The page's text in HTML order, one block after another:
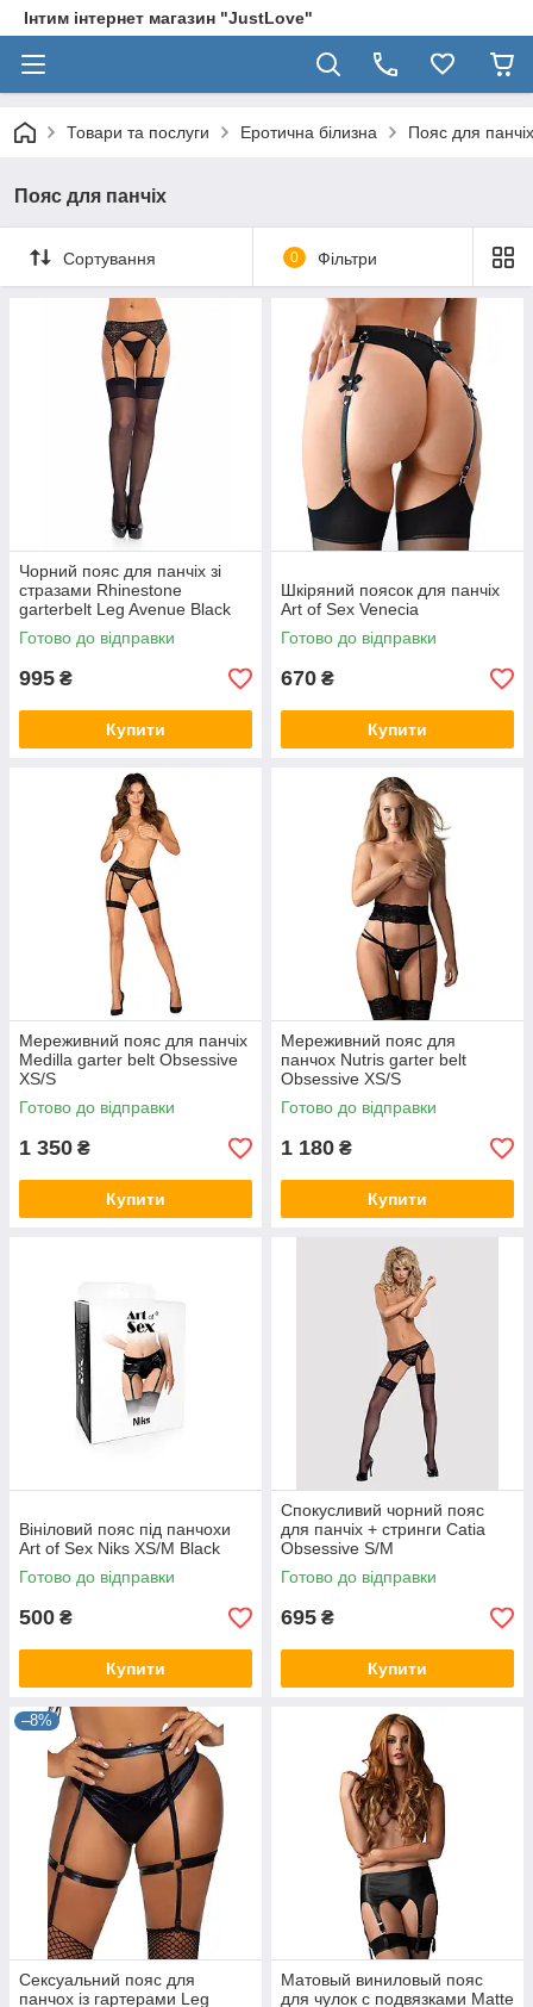
Інтим інтернет магазин "JustLove"
Товари та послуги Еротична білизна Пояс для панчіх
Пояс для панчіх
Сортування 0 Фільтри
Чорний пояс для панчіх зі
стразами Rhinestone
garterbelt Leg Avenue Black
OS
Готово до відправки
995 ₴
Купити
Шкіряний поясок для панчіх
Art of Sex Venecia
Готово до відправки
670 ₴
Купити
Мереживний пояс для панчіх
Medilla garter belt Obsessive
XS/S
Готово до відправки
1 350 ₴
Купити
Мереживний пояс для
панчох Nutris garter belt
Obsessive XS/S
Готово до відправки
1 180 ₴
Купити
Вініловий пояс під панчохи
Art of Sex Niks XS/M Black
Готово до відправки
500 ₴
Купити
Спокусливий чорний пояс
для панчіх + стринги Catia
Obsessive S/M
Готово до відправки
695 ₴
Купити
–8%
Сексуальний пояс для
панчох із гартерами Leg
Матовый виниловый пояс
для чулок с подвязками Matte